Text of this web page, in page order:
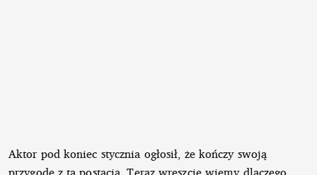
Aktor pod koniec stycznia ogłosił, że kończy swoją